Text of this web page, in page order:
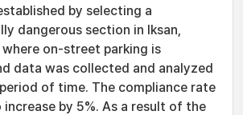
by selecting a
dangerous section in Iksan,
on-street parking is
data was collected and analyzed
of time. The compliance rate
by 5%. As a result of the